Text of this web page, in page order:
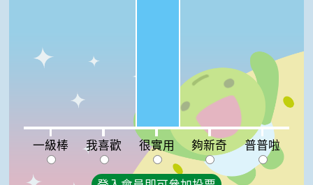
一級棒:0% 我喜歡:0% 夠新奇:0%普普啦:0%
一級棒 我喜歡 很實用 夠新奇 普普啦